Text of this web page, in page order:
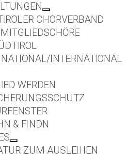
CHORVERBAND
INTERNATIONAL
WERDEN
& FINDN
ZUM AUSLEIHEN